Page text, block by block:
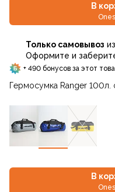
В
Только самовывоз из
Оформите и
+ 490 бонусов за этот
Гермосумка Ranger 100л.
В